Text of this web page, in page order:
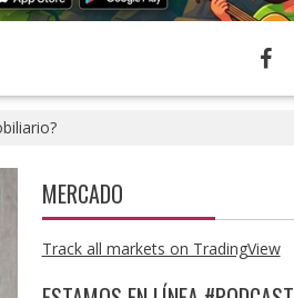
MERCADO
Track all markets on TradingView